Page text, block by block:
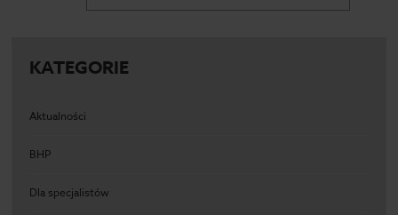
KATEGORIE
Aktualności
BHP
Dla specjalistów